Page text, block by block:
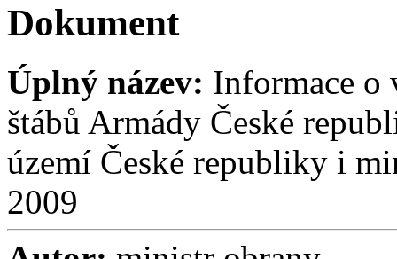
Dokument
Úplný název: Informace o
štábů Armády České
území České republiky i
2009